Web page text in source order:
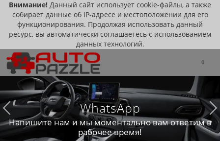
Внимание! Данный сайт использует cookie-файлы, а также
собирает данные об IP-адресе и местоположении для его
функционирования. Продолжая использовать данный
ресурс, вы автоматически соглашаетесь с использованием
данных технологий.
0
WhatsApp
Напишите нам и мы моментально вам ответим в
рабочее время!